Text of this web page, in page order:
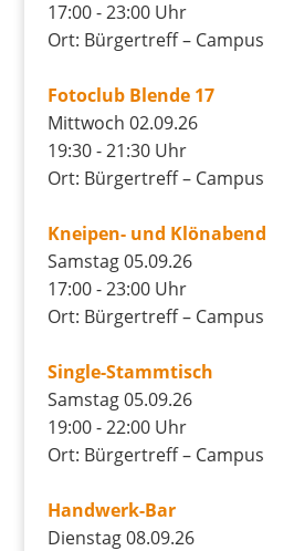
17:00 - 23:00 Uhr
Ort: Bürgertreff – Campus
Fotoclub Blende 17
Mittwoch 02.09.26
19:30 - 21:30 Uhr
Ort: Bürgertreff – Campus
Kneipen- und Klönabend
Samstag 05.09.26
17:00 - 23:00 Uhr
Ort: Bürgertreff – Campus
Single-Stammtisch
Samstag 05.09.26
19:00 - 22:00 Uhr
Ort: Bürgertreff – Campus
Handwerk-Bar
Dienstag 08.09.26